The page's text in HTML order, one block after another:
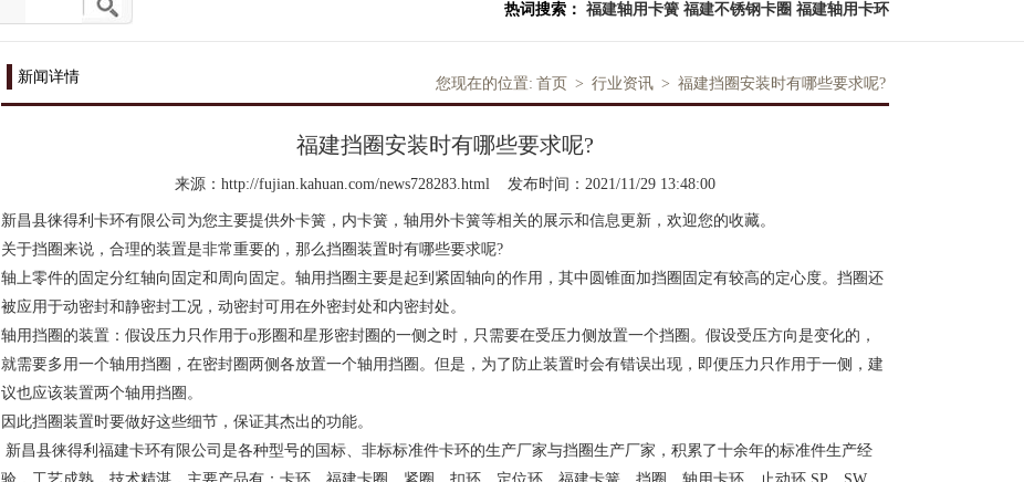
热词搜索： 福建轴用卡簧 福建不锈钢卡圈 福建轴用卡环
新闻详情 您现在的位置: 首页 > 行业资讯 > 福建挡圈安装时有哪些要求呢?
福建挡圈安装时有哪些要求呢?
来源：http://fujian.kahuan.com/news728283.html 发布时间：2021/11/29 13:48:00
新昌县徕得利卡环有限公司为您主要提供外卡簧 ，内卡簧，轴用外卡簧等相关的展示和信息更新，欢迎您的收藏。
关于挡圈来说，合理的装置是非常重要的，那么挡圈装置时有哪些要求呢?
轴上零件的固定分红轴向固定和周向固定。轴用挡圈主要是起到紧固轴向的作用，其中圆锥面加挡圈固定有较高的定心度。挡圈还
被应用于动密封和静密封工况，动密封可用在外密封处和内密封处。
轴用挡圈的装置：假设压力只作用于o形圈和星形密封圈的一侧之时，只需要在受压力侧放置一个挡圈。假设受压方向是变化的，
就需要多用一个轴用挡圈，在密封圈两侧各放置一个轴用挡圈。但是，为了防止装置时会有错误出现，即便压力只作用于一侧，建
议也应该装置两个轴用挡圈。
因此挡圈装置时要做好这些细节，保证其杰出的功能。
新昌县徕得利 福建卡环有限公司是各种型号的国标、非标标准件卡环的生产厂家与挡圈生产厂家，积累了十余年的标准件生产经